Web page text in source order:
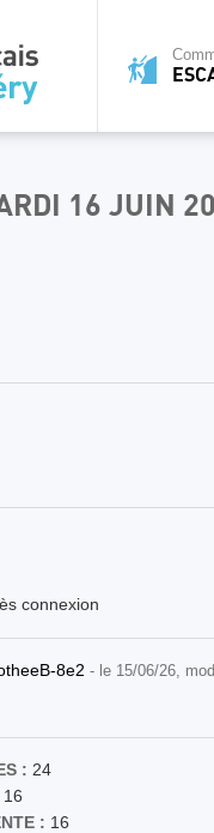
16 JUIN
connexion
8e2 - le 15/06/26,
: 24
16
: 16